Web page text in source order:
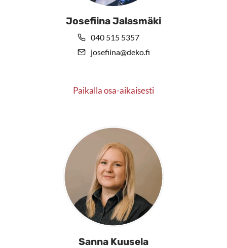
Josefiina Jalasmäki
040 515 5357
josefiina@deko.fi
Paikalla osa-aikaisesti
Sanna Kuusela